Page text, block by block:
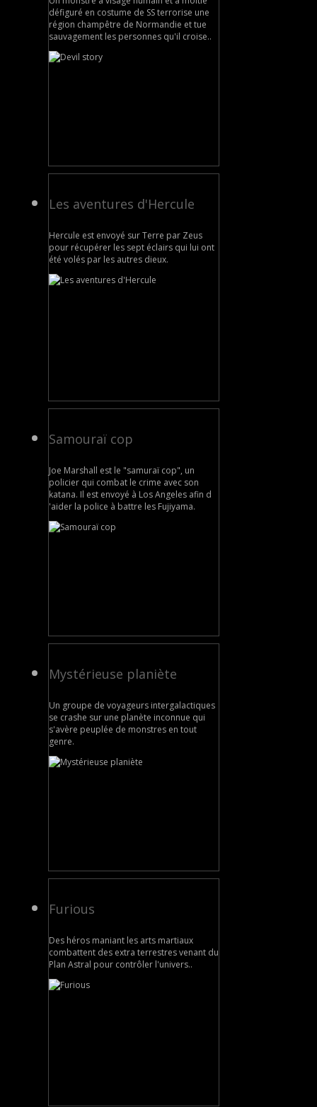
défiguré en costume de SS terrorise une
région champêtre de Normandie et tue
sauvagement les personnes qu'il croise..
Les aventures d'Hercule
Hercule est envoyé sur Terre par Zeus
pour récupérer les sept éclairs qui lui ont
été volés par les autres dieux.
Samouraï cop
Joe Marshall est le "samuraï cop", un
policier qui combat le crime avec son
katana. Il est envoyé à Los Angeles afin d
'aider la police à battre les Fujiyama.
Mystérieuse planiète
Un groupe de voyageurs intergalactiques
se crashe sur une planète inconnue qui
s'avère peuplée de monstres en tout
genre.
Furious
Des héros maniant les arts martiaux
combattent des extra terrestres venant du
Plan Astral pour contrôler l'univers..